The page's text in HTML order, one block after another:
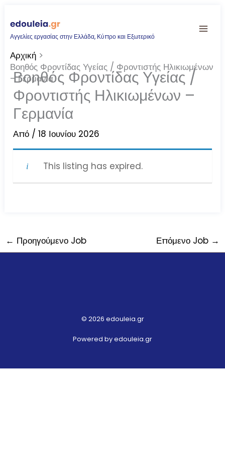
στο
περιεχόμενο
Αγγελίες εργασίας στην Ελλάδα, Κύπρο και Εξωτερικό
Αρχική
Βοηθός Φροντίδας Υγείας / Φροντιστής Ηλικιωμένων
– Γερμανία
Βοηθός Φροντίδας Υγείας /
Φροντιστής Ηλικιωμένων –
Γερμανία
Από /18 Ιουνίου 2026
This listing has expired.
← Προηγούμενο Job Επόμενο Job →
© 2026 edouleia.gr
Powered by edouleia.gr